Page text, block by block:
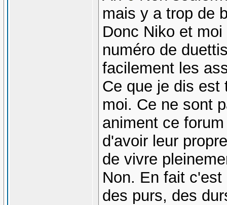
mais y a trop de
Donc Niko et
numéro de
facilement les
Ce que je dis est
moi. Ce ne sont
animent ce
d'avoir leur
de vivre
Non. En fait
des purs, des